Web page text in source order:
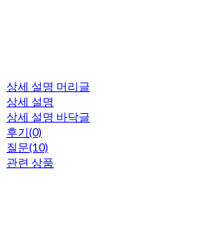
상세 설명 머리글
상세 설명
상세 설명 바닥글
후기(0)
질문(10)
관련 상품